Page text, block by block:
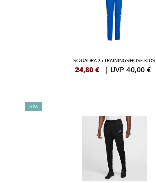
SQUADRA 25 TRAININGSHOSE KIDS
24,80 € | UVP 40,00 €
NEW